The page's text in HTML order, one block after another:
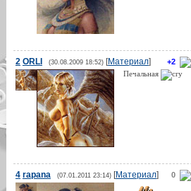
+2
2 ORLI (30.08.2009 18:52)[Материал]
Печальная
0
4 rapana (07.01.2011 23:14)[Материал]